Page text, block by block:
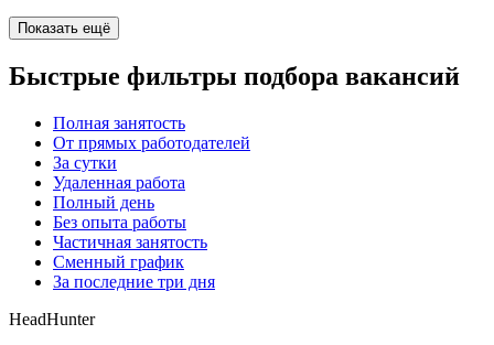
Показать ещё
Быстрые фильтры подбора вакансий
Полная занятость
От прямых работодателей
За сутки
Удаленная работа
Полный день
Без опыта работы
Частичная занятость
Сменный график
За последние три дня
HeadHunter